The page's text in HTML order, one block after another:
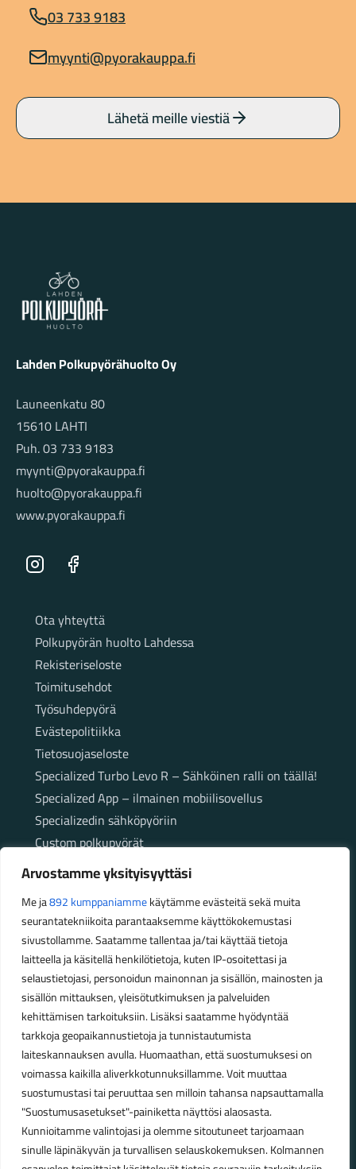
Arvostamme yksityisyyttäsi
Me ja892 kumppaniammekäytämme evästeitä sekä muita
seurantatekniikoita parantaaksemme käyttökokemustasi
sivustollamme. Saatamme tallentaa ja/tai käyttää tietoja
laitteella ja käsitellä henkilötietoja, kuten IP-osoitettasi ja
selaustietojasi, personoidun mainonnan ja sisällön, mainosten ja
sisällön mittauksen, yleisötutkimuksen ja palveluiden
kehittämisen tarkoituksiin. Lisäksi saatamme hyödyntää
tarkkoja geopaikannustietoja ja tunnistautumista
laiteskannauksen avulla. Huomaathan, että suostumuksesi on
voimassa kaikilla aliverkkotunnuksillamme. Voit muuttaa
suostumustasi tai peruuttaa sen milloin tahansa napsauttamalla
"Suostumusasetukset"-painiketta näyttösi alaosasta.
Kunnioitamme valintojasi ja olemme sitoutuneet tarjoamaan
sinulle läpinäkyvän ja turvallisen selauskokemuksen. Kolmannen
03 733 9183
myynti@pyorakauppa.fi
Lähetä meille viestiä
Lahden Polkupyörähuolto - etusivulle
Lahden Polkupyörähuolto Oy
Launeenkatu 80
15610 LAHTI
Puh. 03 733 9183
myynti@pyorakauppa.fi
huolto@pyorakauppa.fi
www.pyorakauppa.fi
Instagram Facebook
SivutOta yhteyttä
Polkupyörän huolto Lahdessa
Rekisteriseloste
Toimitusehdot
Työsuhdepyörä
Evästepolitiikka
Tietosuojaseloste
Specialized Turbo Levo R – Sähköinen ralli on täällä!
Specialized App – ilmainen mobiilisovellus
Specializedin sähköpyöriin
Custom polkupyörät
Fatbikellä helppoa ja huoletonta etenemistä
maastossa
Aukioloajat
Talvikauden aukioloajat (1.10.2025 – 28.2.2026)
Ma-Pe 10-18
La 10-14
Kesäkauden aukioloajat (1.3.2026 – 30.9.2026)
Ma-Pe 10-18
La 9-15
Poikkeavat aukioloajat:
Pyhäinpäivä lauantai 31.10. – suljettu